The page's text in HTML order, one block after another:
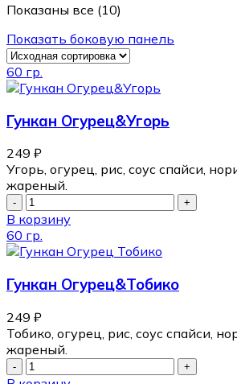
Показаны все (10)
Показать боковую панель
60 гр.
Гункан Огурец&Угорь
249 ₽
Угорь, огурец, рис, соус спайси,
жареный.
В корзину
60 гр.
Гункан Огурец&Тобико
249 ₽
Тобико, огурец, рис, соус спайси,
жареный.